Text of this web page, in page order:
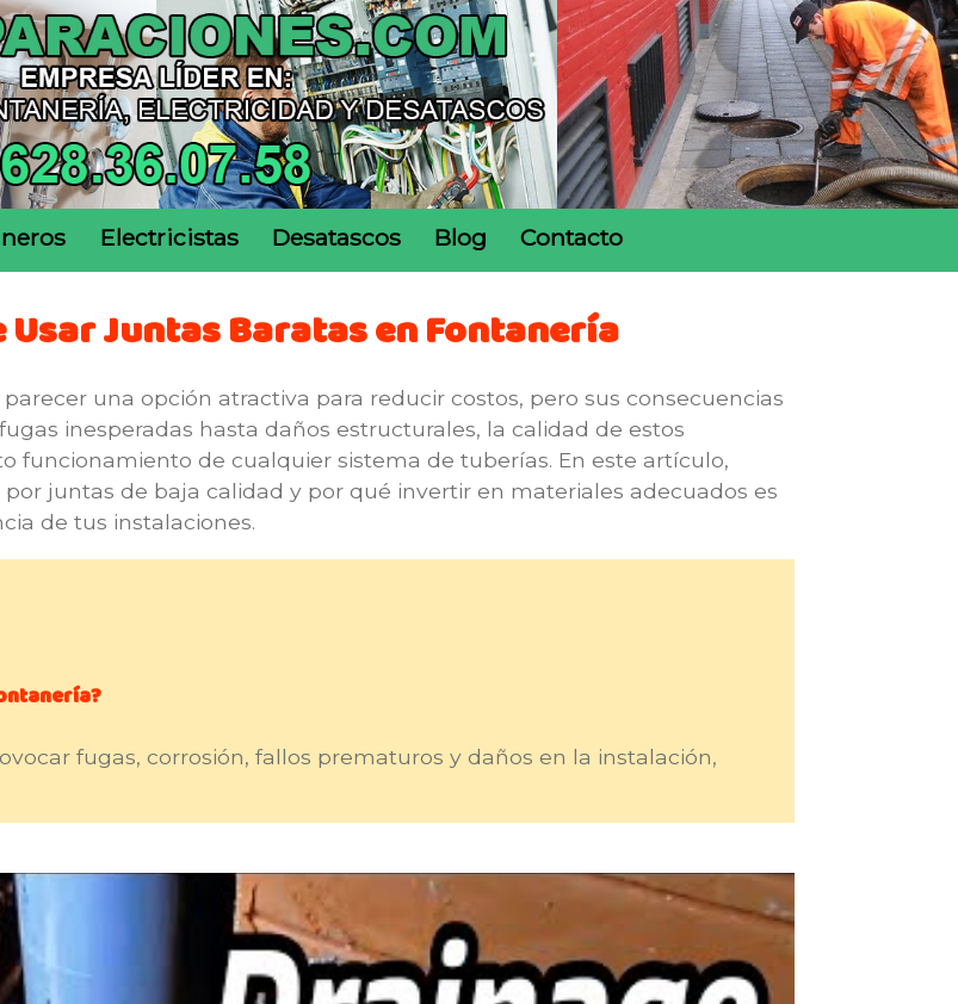
Electricistas Desatascos Blog Contacto
Usar Juntas Baratas en Fontanería
una opción atractiva para reducir costos, pero sus consecuencias
inesperadas hasta daños estructurales, la calidad de estos
funcionamiento de cualquier sistema de tuberías. En este artículo,
juntas de baja calidad y por qué invertir en materiales adecuados es
de tus instalaciones.
fugas, corrosión, fallos prematuros y daños en la instalación,